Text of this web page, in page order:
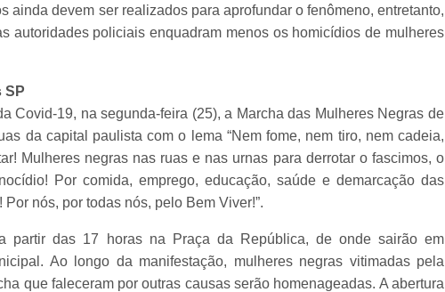
ainda devem ser realizados para aprofundar o fenômeno, entretanto,
autoridades policiais enquadram menos os homicídios de mulheres
SP
Covid-19, na segunda-feira (25), a Marcha das Mulheres Negras de
da capital paulista com o lema “Nem fome, nem tiro, nem cadeia,
Mulheres negras nas ruas e nas urnas para derrotar o fascimos, o
Por comida, emprego, educação, saúde e demarcação das
nós, por todas nós, pelo Bem Viver!”.
partir das 17 horas na Praça da República, de onde sairão em
Ao longo da manifestação, mulheres negras vitimadas pela
que faleceram por outras causas serão homenageadas. A abertura